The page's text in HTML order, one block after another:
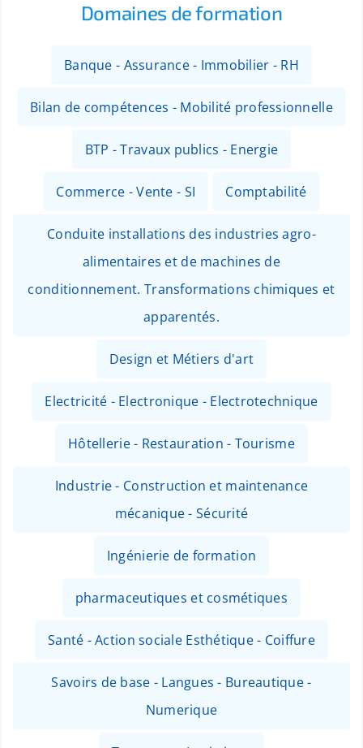
Domaines de formation
Banque - Assurance - Immobilier - RH
Bilan de compétences - Mobilité professionnelle
BTP - Travaux publics - Energie
Commerce - Vente - SI Comptabilité
Conduite installations des industries agro-
alimentaires et de machines de
conditionnement. Transformations chimiques et
apparentés.
Design et Métiers d'art
Electricité - Electronique - Electrotechnique
Hôtellerie - Restauration - Tourisme
Industrie - Construction et maintenance
mécanique - Sécurité
Ingénierie de formation
pharmaceutiques et cosmétiques
Santé - Action sociale Esthétique - Coiffure
Savoirs de base - Langues - Bureautique -
Numerique